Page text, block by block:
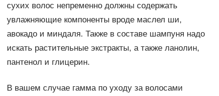
сухих волос непременно должны содержать
увлажняющие компоненты вроде маслел ши,
авокадо и миндаля. Также в составе шампуня надо
искать растительные экстракты, а также ланолин,
пантенол и глицерин.
В вашем случае гамма по уходу за волосами